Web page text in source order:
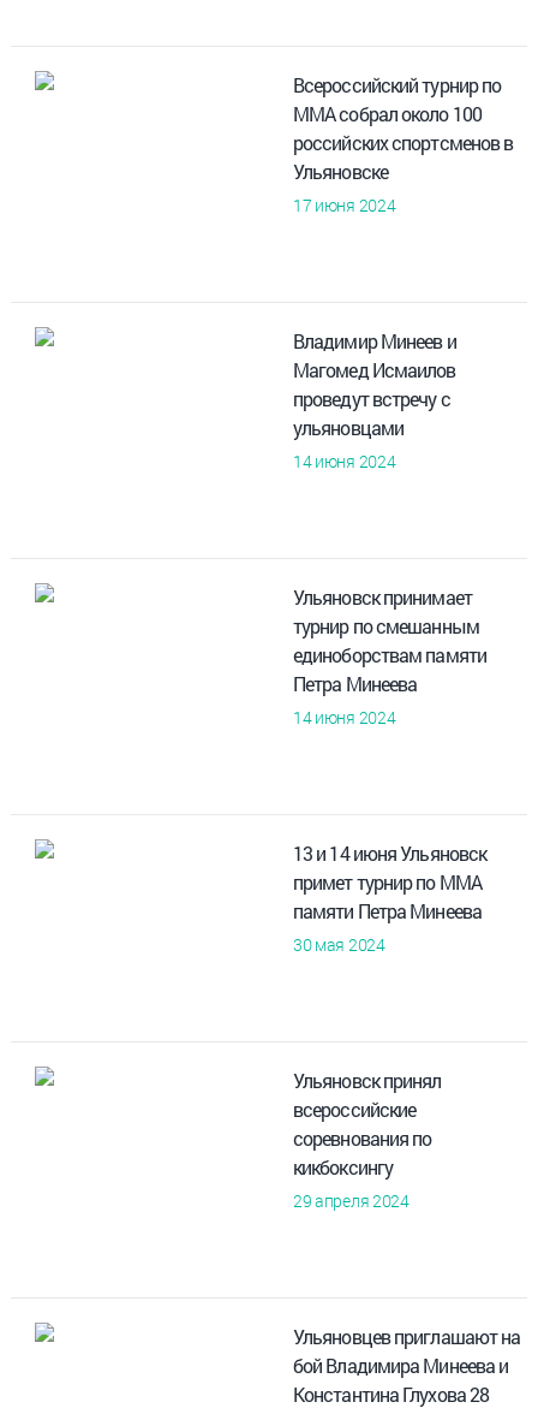
Всероссийский турнир по
ММА собрал около 100
российских спортсменов в
Ульяновске
17 июня 2024
Владимир Минеев и
Магомед Исмаилов
проведут встречу с
ульяновцами
14 июня 2024
Ульяновск принимает
турнир по смешанным
единоборствам памяти
Петра Минеева
14 июня 2024
13 и 14 июня Ульяновск
примет турнир по MMA
памяти Петра Минеева
30 мая 2024
Ульяновск принял
всероссийские
соревнования по
кикбоксингу
29 апреля 2024
Ульяновцев приглашают на
бой Владимира Минеева и
Константина Глухова 28